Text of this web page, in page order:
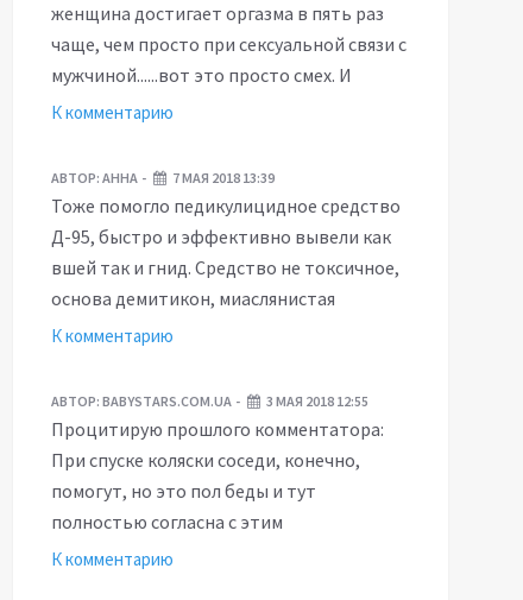
женщина достигает оргазма в пять раз
чаще, чем просто при сексуальной связи с
мужчиной......вот это просто смех. И
К комментарию
АВТОР: АННА 7 МАЯ 2018 13:39
Тоже помогло педикулицидное средство
Д-95, быстро и эффективно вывели как
вшей так и гнид. Средство не токсичное,
основа демитикон, миаслянистая
К комментарию
АВТОР: BABYSTARS.COM.UA 3 МАЯ 2018 12:55
Процитирую прошлого комментатора:
При спуске коляски соседи, конечно,
помогут, но это пол беды и тут
полностью согласна с этим
К комментарию